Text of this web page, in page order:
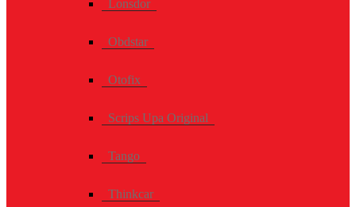
Lonsdor
Obdstar
Otofix
Scrips Upa Original
Tango
Thinkcar